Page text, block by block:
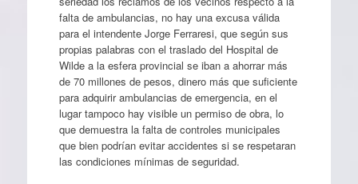
falta de ambulancias, no hay una excusa válida
para el intendente Jorge Ferraresi, que según sus
propias palabras con el traslado del Hospital de
Wilde a la esfera provincial se iban a ahorrar más
de 70 millones de pesos, dinero más que suficiente
para adquirir ambulancias de emergencia, en el
lugar tampoco hay visible un permiso de obra, lo
que demuestra la falta de controles municipales
que bien podrían evitar accidentes si se respetaran
las condiciones mínimas de seguridad.